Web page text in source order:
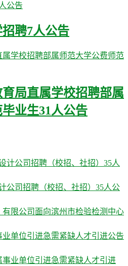
聘7人公告
局直属学校招聘部属
业生31人公告
公司招聘（校招、社招）35人公
有限公司面向滨州市检验检测中心
业单位引进急需紧缺人才引进公告
事业单位引进急需紧缺人才引进